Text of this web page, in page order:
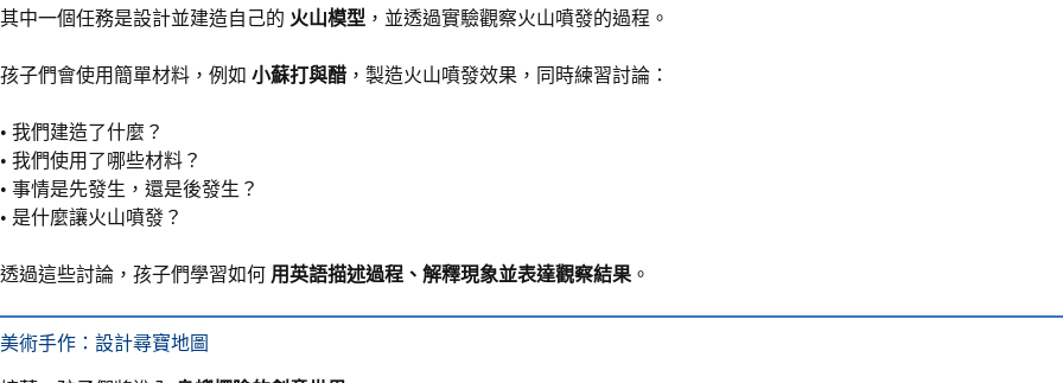
其中一個任務是設計並建造自己的 火山模型 ，並透過實驗觀察火山噴發的過程。
孩子們會使用簡單材料，例如 小蘇打與醋 ，製造火山噴發效果，同時練習討論：
• 我們建造了什麼？
• 我們使用了哪些材料？
• 事情是先發生，還是後發生？
• 是什麼讓火山噴發？
透過這些討論，孩子們學習如何 用英語描述過程、解釋現象並表達觀察結果 。
美術手作：設計尋寶地圖